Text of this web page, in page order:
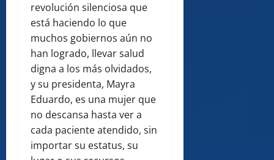
revolución silenciosa que
está haciendo lo que
muchos gobiernos aún no
han logrado, llevar salud
digna a los más olvidados,
y su presidenta, Mayra
Eduardo, es una mujer que
no descansa hasta ver a
cada paciente atendido, sin
importar su estatus, su